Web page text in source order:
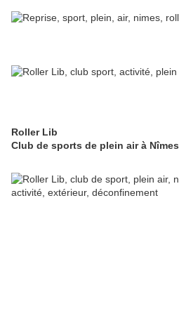
Roller Lib
Club de sports de plein air à Nîmes